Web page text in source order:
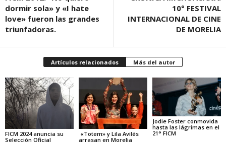
dormir sola» y «I hate
love» fueron las grandes
triunfadoras.
10° FESTIVAL
INTERNACIONAL DE CINE
DE MORELIA
Artículos relacionados Más del autor
FICM 2024 anuncia su
Selección Oficial
«Totem» y Lila Avilés
arrasan en Morelia
Jodie Foster conmovida
hasta las lágrimas en el
21° FICM